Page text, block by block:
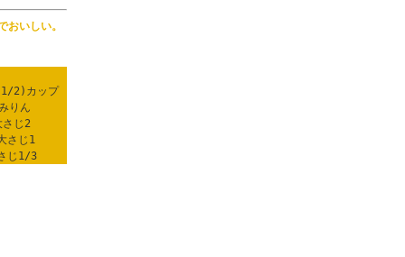
おいしい。
2)カップ
りん
じ2
さじ1
じ1/3